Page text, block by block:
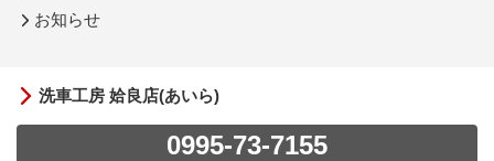
お知らせ
洗車工房 姶良店(あいら)
0995-73-7155